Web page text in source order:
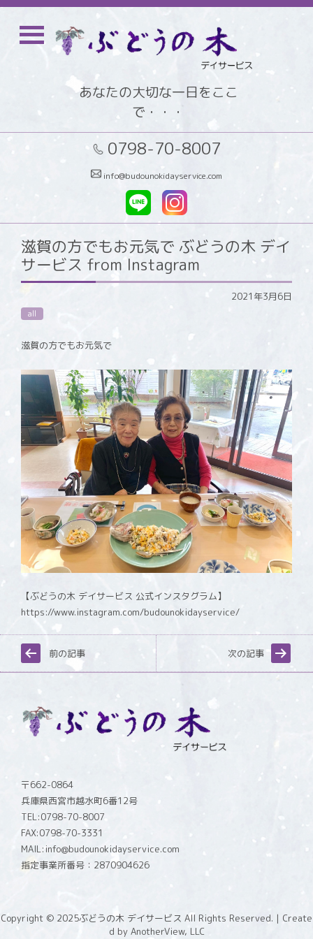
あなたの大切な一日をここ
で・・・
0798-70-8007
info@budounokidayservice.com
滋賀の方でもお元気で ぶどうの木 デイ
サービス from Instagram
2021年3月6日
all
滋賀の方でもお元気で
【ぶどうの木 デイサービス 公式インスタグラム】
https://www.instagram.com/budounokidayservice/
前の記事 次の記事
〒662-0864
兵庫県西宮市越水町6番12号
TEL:0798-70-8007
FAX:0798-70-3331
MAIL:info@budounokidayservice.com
指定事業所番号：2870904626
Copyright © 2025ぶどうの木 デイサービス All Rights Reserved. | Create
d byAnotherView, LLC